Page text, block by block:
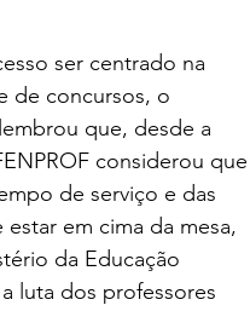
ser centrado na
de concursos, o
que, desde a
considerou que
de serviço e das
em cima da mesa,
da Educação
luta dos professores